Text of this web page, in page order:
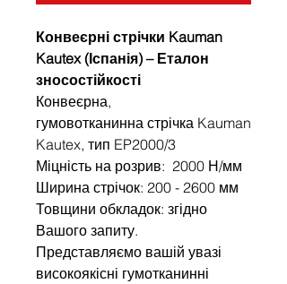
Конвеєрні стрічки Kauman
Kautex (Іспанія) – Еталон
зносостійкості
Конвеєрна,
гумовотканинна стрічка Kauman
Kautex, тип EP2000/3
Міцність на розрив: 2000 Н/мм
Ширина стрічок: 200 - 2600 мм
Товщини обкладок: згідно
Вашого запиту.
Представляємо вашій увазі
високоякісні гумотканинні